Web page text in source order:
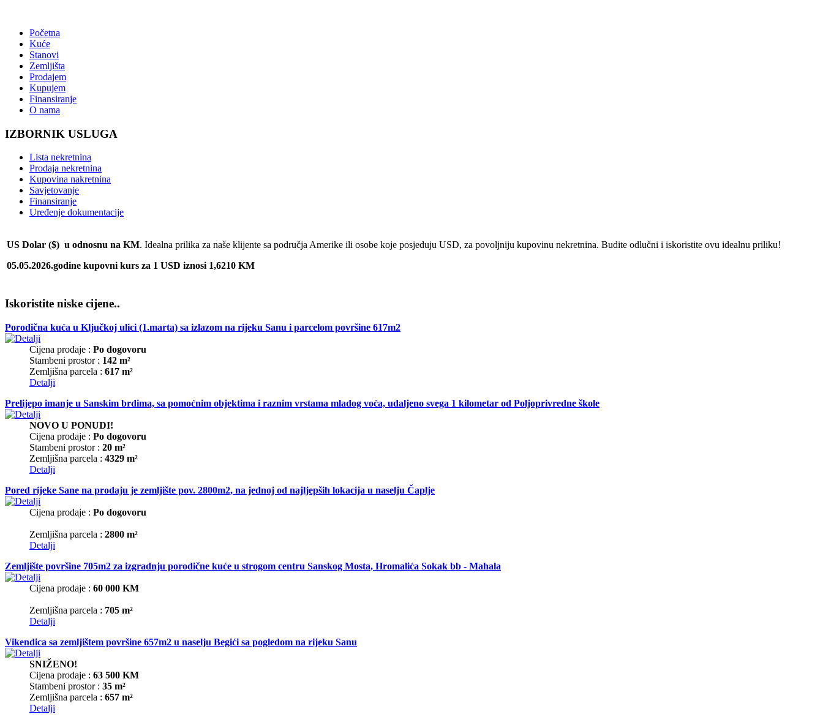
Početna
Kuće
Stanovi
Zemljišta
Prodajem
Kupujem
Finansiranje
O nama
IZBORNIK USLUGA
Lista nekretnina
Prodaja nekretnina
Kupovina nakretnina
Savjetovanje
Finansiranje
Uređenje dokumentacije
US Dolar ($) u odnosnu na KM. Idealna prilika za naše klijente sa područja Amerike ili osobe koje posjeduju USD, za povoljniju kupovinu nekretnina. Budite odlučni i iskoristite ovu idealnu priliku!
05.05.2026.godine kupovni kurs za 1 USD iznosi 1,6210 KM
Iskoristite niske cijene..
Porodična kuća u Ključkoj ulici (1.marta) sa izlazom na rijeku Sanu i parcelom površine 617m2
Cijena prodaje : Po dogovoru
Stambeni prostor : 142 m²
Zemljišna parcela : 617 m²
Detalji
Prelijepo imanje u Sanskim brdima, sa pomoćnim objektima i raznim vrstama mladog voća, udaljeno svega 1 kilometar od Poljoprivredne škole
NOVO U PONUDI!
Cijena prodaje : Po dogovoru
Stambeni prostor : 20 m²
Zemljišna parcela : 4329 m²
Detalji
Pored rijeke Sane na prodaju je zemljište pov. 2800m2, na jednoj od najljepših lokacija u naselju Čaplje
Cijena prodaje : Po dogovoru
Zemljišna parcela : 2800 m²
Detalji
Zemljište površine 705m2 za izgradnju porodične kuće u strogom centru Sanskog Mosta, Hromalića Sokak bb - Mahala
Cijena prodaje : 60 000 KM
Zemljišna parcela : 705 m²
Detalji
Vikendica sa zemljištem površine 657m2 u naselju Begići sa pogledom na rijeku Sanu
SNIŽENO!
Cijena prodaje : 63 500 KM
Stambeni prostor : 35 m²
Zemljišna parcela : 657 m²
Detalji